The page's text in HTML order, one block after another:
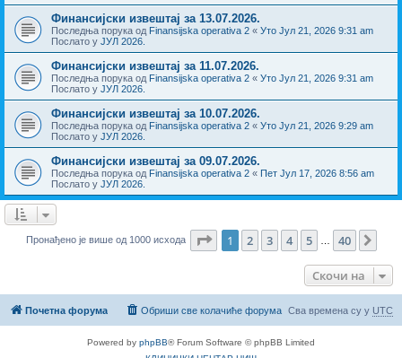
Финансијски извештај за 13.07.2026.
Последња порука од Finansijska operativa 2 « Уто Јул 21, 2026 9:31 am
Послато у ЈУЛ 2026.
Финансијски извештај за 11.07.2026.
Последња порука од Finansijska operativa 2 « Уто Јул 21, 2026 9:31 am
Послато у ЈУЛ 2026.
Финансијски извештај за 10.07.2026.
Последња порука од Finansijska operativa 2 « Уто Јул 21, 2026 9:29 am
Послато у ЈУЛ 2026.
Финансијски извештај за 09.07.2026.
Последња порука од Finansijska operativa 2 « Пет Јул 17, 2026 8:56 am
Послато у ЈУЛ 2026.
Пронађено је више од 1000 исхода Страница од 40
1 2 3 4 5 40
Скочи на
Почетна форума Сва времена су у UTC
Обриши све колачиће форума
Powered by phpBB® Forum Software © phpBB Limited